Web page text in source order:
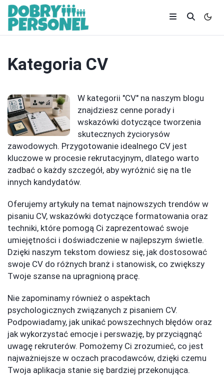
Kategoria CV
W kategorii "CV" na naszym blogu
znajdziesz cenne porady i
wskazówki dotyczące tworzenia
skutecznych życiorysów
zawodowych. Przygotowanie idealnego CV jest
kluczowe w procesie rekrutacyjnym, dlatego warto
zadbać o każdy szczegół, aby wyróżnić się na tle
innych kandydatów.
Oferujemy artykuły na temat najnowszych trendów w
pisaniu CV, wskazówki dotyczące formatowania oraz
techniki, które pomogą Ci zaprezentować swoje
umiejętności i doświadczenie w najlepszym świetle.
Dzięki naszym tekstom dowiesz się, jak dostosować
swoje CV do różnych branż i stanowisk, co zwiększy
Twoje szanse na upragnioną pracę.
Nie zapominamy również o aspektach
psychologicznych związanych z pisaniem CV.
Podpowiadamy, jak unikać powszechnych błędów oraz
jak wykorzystać emocje i perswazję, by przyciągnąć
uwagę rekruterów. Pomożemy Ci zrozumieć, co jest
najważniejsze w oczach pracodawców, dzięki czemu
Twoja aplikacja stanie się bardziej przekonująca.